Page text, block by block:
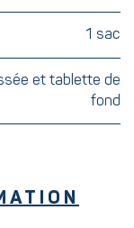
1 sac
et tablette de
fond